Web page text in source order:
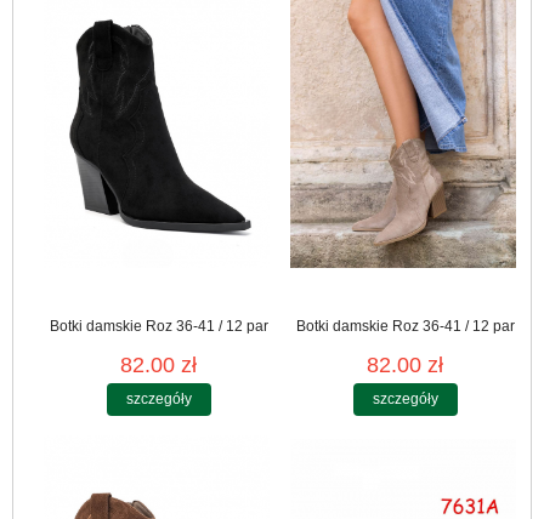
Botki damskie Roz 36-41 / 12 par
82.00 zł
szczegóły
Botki damskie Roz 36-41 / 12 par
82.00 zł
szczegóły